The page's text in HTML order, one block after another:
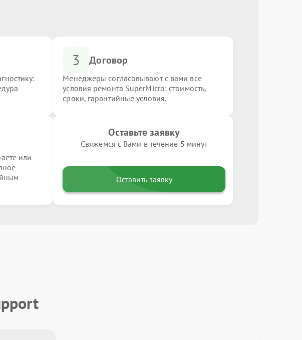
3 Договор
Менеджеры согласовывают с вами все
условия ремонта SuperMicro: стоимость,
сроки, гарантийные условия.
или
Оставьте заявку
Свяжемся с Вами в течение 5 минут
Оставить заявку